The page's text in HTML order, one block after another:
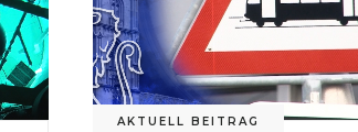
AKTUELL BEITRAG